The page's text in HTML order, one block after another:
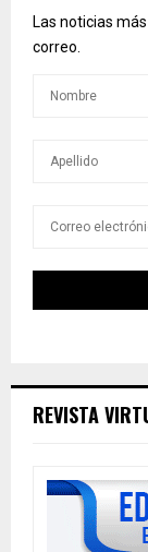
Las noticias
correo.
REVISTA